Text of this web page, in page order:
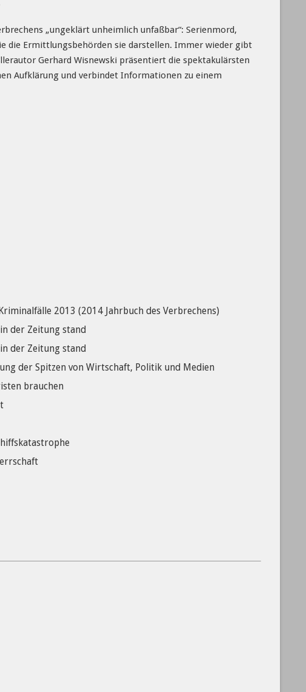
„ungeklärt unheimlich unfaßbar“: Serienmord,
die Ermittlungsbehörden sie darstellen. Immer wieder gibt
Gerhard Wisnewski präsentiert die spektakulärsten
Aufklärung und verbindet Informationen zu einem
2013 (2014 Jahrbuch des Verbrechens)
der Zeitung stand
der Zeitung stand
der Spitzen von Wirtschaft, Politik und Medien
brauchen